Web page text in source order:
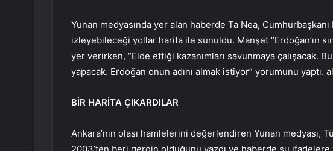
Yunan medyasında yer alan haberde Ta Nea,
izleyebileceği yollar harita ile sunuldu. Manşet “Erdoğan’ın
yer verirken, “Elde ettiği kazanımları savunmaya çalışacak.
yapacak. Erdoğan onun adını almak istiyor” yorumunu yaptı.
BİR HARİTA ÇIKARDILAR
Ankara’nın olası hamlelerini değerlendiren Yunan medyası,